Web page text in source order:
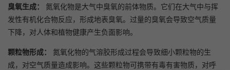
臭氧生成：
氮氧化物是大气中臭氧的前体物质。它们在大气中与挥
发性有机化合物反应，形成地表臭氧。过量的臭氧会导致空气质量
下降，对人体和植物健康产生负面影响。
颗粒物形成：
氮氧化物的气溶胶形成过程会导致细小颗粒物的生
成，对空气质量造成影响。这些颗粒物可携带有毒有害物质，对呼